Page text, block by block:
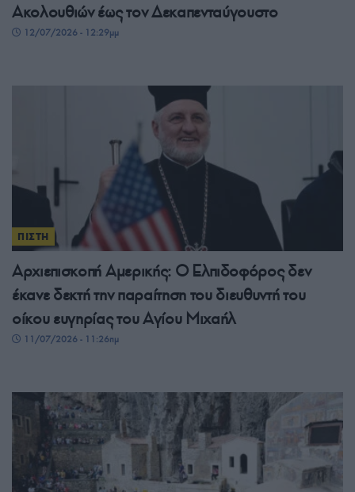
Ακολουθιών έως τον Δεκαπενταύγουστο
12/07/2026 - 12:29μμ
ΠΙΣΤΗ
Αρχιεπισκοπή Αμερικής: Ο Ελπιδοφόρος δεν
έκανε δεκτή την παραίτηση του διευθυντή του
οίκου ευγηρίας του Αγίου Μιχαήλ
11/07/2026 - 11:26πμ